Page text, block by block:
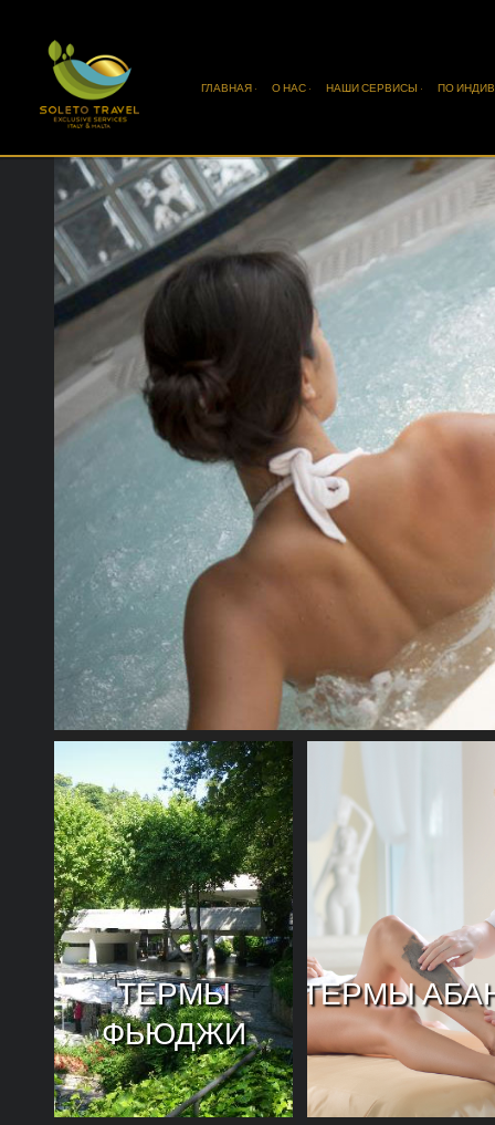
ГЛАВНАЯ · О НАС · НАШИ СЕРВИСЫ · ПО
ТЕРМЫ
ФЬЮДЖИ
ТЕРМЫ